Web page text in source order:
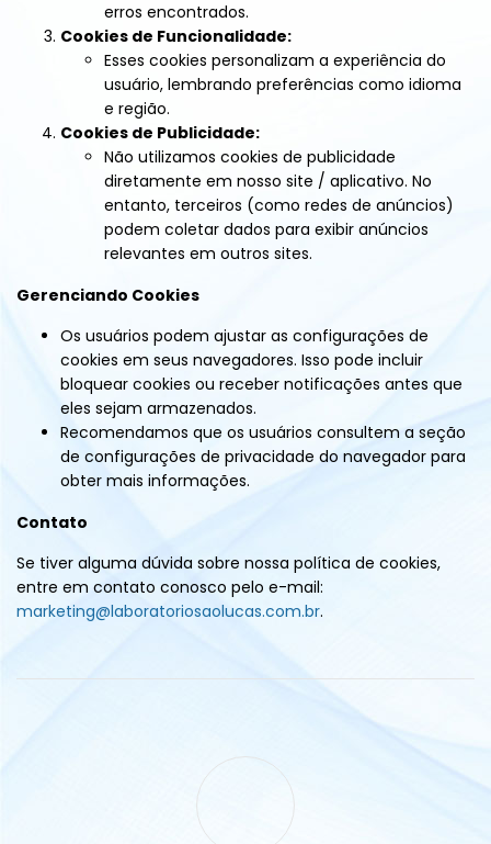
erros encontrados.
Cookies de Funcionalidade:
Esses cookies personalizam a experiência do
usuário, lembrando preferências como idioma
e região.
Cookies de Publicidade:
Não utilizamos cookies de publicidade
diretamente em nosso site / aplicativo. No
entanto, terceiros (como redes de anúncios)
podem coletar dados para exibir anúncios
relevantes em outros sites.
Gerenciando Cookies
Os usuários podem ajustar as configurações de
cookies em seus navegadores. Isso pode incluir
bloquear cookies ou receber notificações antes que
eles sejam armazenados.
Recomendamos que os usuários consultem a seção
de configurações de privacidade do navegador para
obter mais informações.
Contato
Se tiver alguma dúvida sobre nossa política de cookies,
entre em contato conosco pelo e-mail:
marketing@laboratoriosaolucas.com.br.